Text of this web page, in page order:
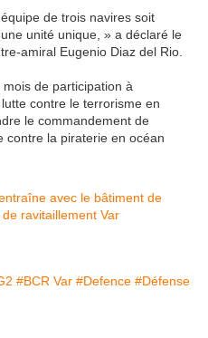
de trois navires soit
unité unique, » a déclaré le
amiral Eugenio Diaz del Rio.
de participation à
contre le terrorisme en
le commandement de
contre la piraterie en océan
#BCR Var #Defence #Défense